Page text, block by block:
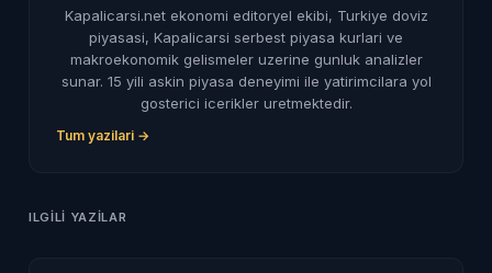
Kapalicarsi.net ekonomi editoryel ekibi, Turkiye doviz
piyasasi, Kapalicarsi serbest piyasa kurlari ve
makroekonomik gelismeler uzerine gunluk analizler
sunar. 15 yili askin piyasa deneyimi ile yatirimcilara yol
gosterici icerikler uretmektedir.
Tum yazilari →
ILGILI YAZILAR